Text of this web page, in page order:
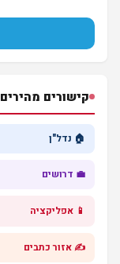
קישורים מהירים
🏠 נדל"ן
💼 דרושים
📱 אפליקציה
✍️ אזור כתבים